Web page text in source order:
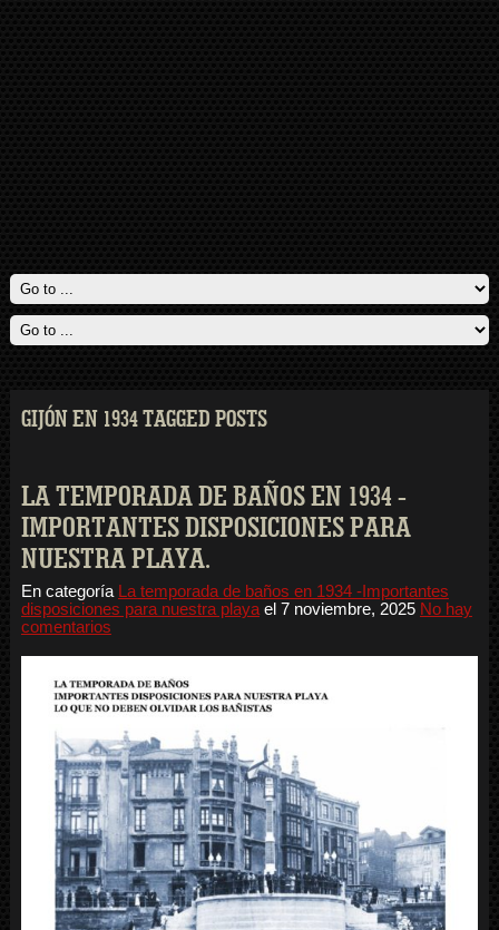
GIJÓN EN 1934 TAGGED POSTS
LA TEMPORADA DE BAÑOS EN 1934 -
IMPORTANTES DISPOSICIONES PARA
NUESTRA PLAYA.
En categoría
La temporada de baños en 1934 -Importantes
disposiciones para nuestra playael 7 noviembre, 2025 No hay
comentarios